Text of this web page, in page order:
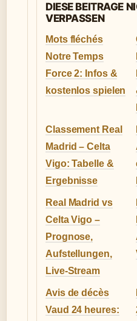
DIESE BEITRAGE
VERPASSEN
Mots fléchés
Notre Temps
Force 2: Infos &
kostenlos spielen
Classement Real
Madrid – Celta
Vigo: Tabelle &
Ergebnisse
Real Madrid vs
Celta Vigo –
Prognose,
Aufstellungen,
Live-Stream
Avis de décès
Vaud 24 heures: